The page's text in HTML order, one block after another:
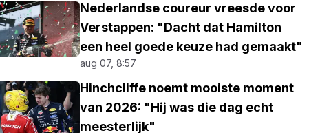
Nederlandse coureur vreesde voor
Verstappen: "Dacht dat Hamilton
een heel goede keuze had gemaakt"
aug 07, 8:57
Hinchcliffe noemt mooiste moment
van 2026: "Hij was die dag echt
meesterlijk"